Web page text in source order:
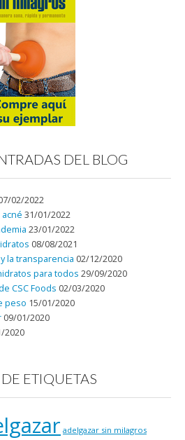
DEL BLOG
02/2022
31/01/2022
23/01/2022
08/08/2021
la transparencia 02/12/2020
para todos 29/09/2020
CSC Foods 02/03/2020
peso 15/01/2020
09/01/2020
2020
ETIQUETAS
adelgazar sin milagros